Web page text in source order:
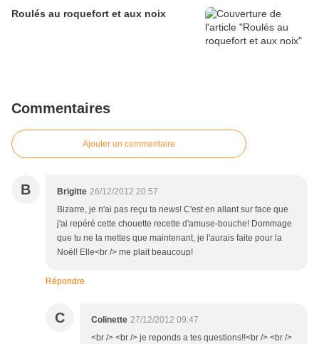
Roulés au roquefort et aux noix
Commentaires
Ajouter un commentaire
B Brigitte 26/12/2012 20:57
Bizarre, je n'ai pas reçu ta news! C'est en allant sur face que
j'ai repéré cette chouette recette d'amuse-bouche! Dommage
que tu ne la mettes que maintenant, je l'aurais faite pour la
Noël! Elle<br /> me plait beaucoup!
Répondre
C Colinette 27/12/2012 09:47
<br /> <br /> je reponds a tes questions!!<br /> <br />